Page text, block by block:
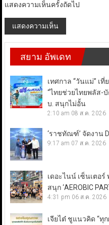
แสดงความเห็นครั้งถัดไป
สยาม อัพเดท
เทศกาล “วันแม่” เ
“ไทยช่วยไทยพลัส-บั
บ. สนุกไม่อั้น
2:10 am 08 ส.ค. 2026
‘ราชทัณฑ์’ จัดงาน
9:17 am 07 ส.ค. 2026
เดอะไนน์ เซ็นเตอ
สนุก ‘AEROBIC
4:31 pm 06 ส.ค. 2026
เจียไต๋ ชูแนวคิด “ทุ